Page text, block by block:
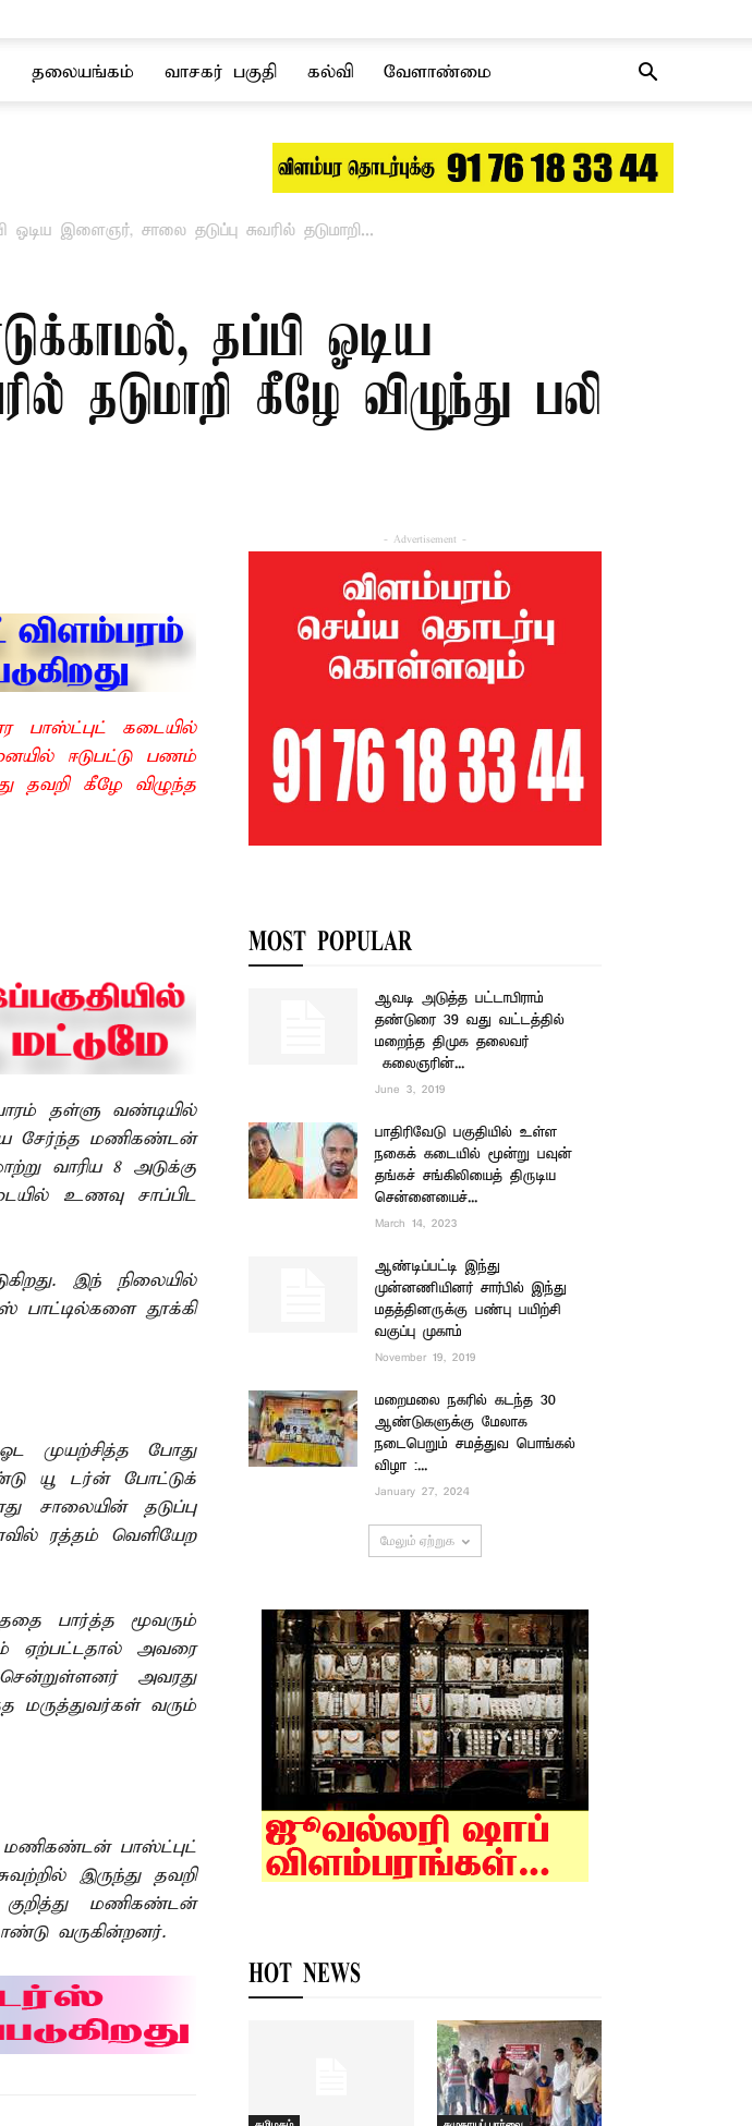
தலையங்கம் வாசகர் பகுதி கல்வி வேளாண்மை
இளைஞர், சாலை தடுப்பு சுவரில் தடுமாறி...
தப்பி ஓடிய
தடுமாறி கீழே விழுந்து பலி
பாஸ்ட்புட் கடையில்
ஈடுபட்டு பணம்
தவறி கீழே விழுந்த
தள்ளு வண்டியில்
சேர்ந்த மணிகண்டன்
வாரிய 8 அடுக்கு
உணவு சாப்பிட
இந் நிலையில்
பாட்டில்களை தூக்கி
முயற்சித்த போது
யூ டர்ன் போட்டுக்
தடுப்பு
ரத்தம் வெளியேற
பார்த்த மூவரும்
ஏற்பட்டதால் அவரை
அவரது
வரும்
மணிகண்டன் பாஸ்ட்புட்
இருந்து தவறி
மணிகண்டன்
வருகின்றனர்.
- Advertisement -
MOST POPULAR
ஆவடி அடுத்த பட்டாபிராம்
தண்டுரை 39 வது வட்டத்தில்
மறைந்த திமுக தலைவர்
கலைஞரின்...
June 3, 2019
பாதிரிவேடு பகுதியில் உள்ள
நகைக் கடையில் மூன்று பவுன்
தங்கச் சங்கிலியைத் திருடிய
சென்னையைச்...
March 14, 2023
ஆண்டிப்பட்டி இந்து
முன்னணியினர் சார்பில் இந்து
மதத்தினருக்கு பண்பு பயிற்சி
வகுப்பு முகாம்
November 19, 2019
மறைமலை நகரில் கடந்த 30
ஆண்டுகளுக்கு மேலாக
நடைபெறும் சமத்துவ பொங்கல்
விழா :...
January 27, 2024
மேலும் ஏற்றுக
HOT NEWS